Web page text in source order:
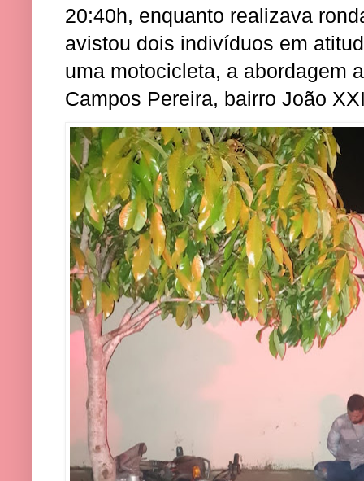
20:40h, enquanto realizava
avistou dois indivíduos em
uma motocicleta, a abordagem
Campos Pereira, bairro João